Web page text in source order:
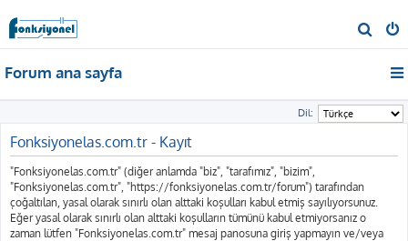
r
Forum ana sayfa
Dil:
Fonksiyonelas.com.tr - Kayıt
"Fonksiyonelas.com.tr" (diğer anlamda "biz", "tarafımız", "bizim",
"Fonksiyonelas.com.tr", "https://fonksiyonelas.com.tr/forum") tarafından
çoğaltılan, yasal olarak sınırlı olan alttaki koşulları kabul etmiş sayılıyorsunuz.
Eğer yasal olarak sınırlı olan alttaki koşulların tümünü kabul etmiyorsanız o
zaman lütfen "Fonksiyonelas.com.tr" mesaj panosuna giriş yapmayın ve/veya